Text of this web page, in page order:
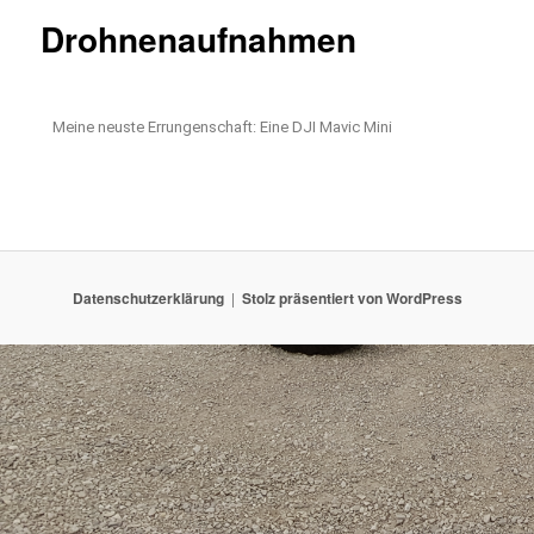
Drohnenaufnahmen
Meine neuste Errungenschaft: Eine DJI Mavic Mini
Datenschutzerklärung Stolz präsentiert von WordPress